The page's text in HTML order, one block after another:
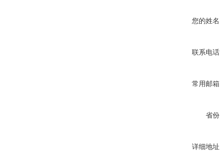
您的姓名
联系电话
常用邮箱
省份
详细地址